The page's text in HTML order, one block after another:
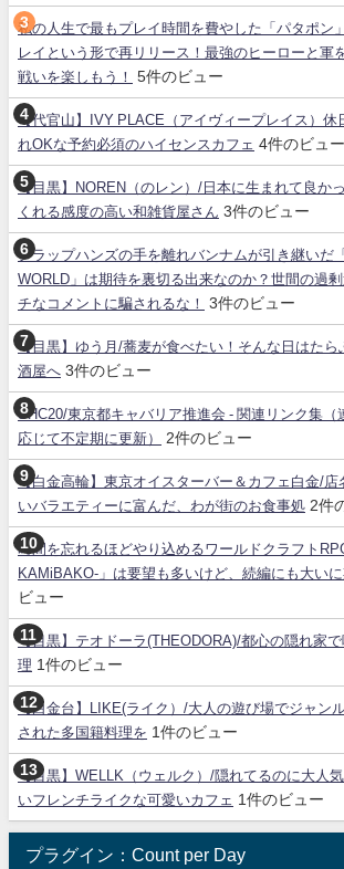
私の人生で最もプレイ時間を費やした「パタポン
レイという形で再リリース！最強のヒーローと軍
戦いを楽しもう！
5件のビュー
【代官山】IVY PLACE（アイヴィープレイス）休
れOKな予約必須のハイセンスカフェ 4件のビュー
【目黒】NOREN（のレン）/日本に生まれて良か
くれる感度の高い和雑貨屋さん
3件のビュー
クラップハンズの手を離れバンナムが引き継いだ
WORLD」は期待を裏切る出来なのか？世間の過
チなコメントに騙されるな！
3件のビュー
【目黒】ゆう月/蕎麦が食べたい！そんな日はた
酒屋へ 3件のビュー
SHC20/東京都キャバリア推進会 - 関連リンク集（
応じて不定期に更新）
2件のビュー
【白金高輪】東京オイスターバー＆カフェ白金/店
いバラエティーに富んだ、わが街のお食事処 2件
時間を忘れるほどやり込めるワールドクラフト
KAMiBAKO-」は要望も多いけど、続編にも大いに
ビュー
【目黒】テオドーラ(THEODORA)/都心の隠れ家
理 1件のビュー
【白金台】LIKE(ライク）/大人の遊び場でジャン
された多国籍料理を 1件のビュー
【目黒】WELLK（ウェルク）/隠れてるのに大人気
いフレンチライクな可愛いカフェ 1件のビュー
プラグイン：Count per Day